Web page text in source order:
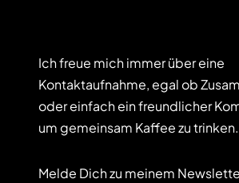
Ich freue mich immer über eine
Kontaktaufnahme, egal ob
oder einfach ein freundlicher
um gemeinsam Kaffee zu trinken.
Melde Dich zu meinem